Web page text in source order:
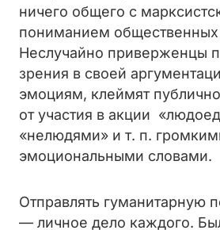
ничего общего с
пониманием общественных
Неслучайно приверженцы
зрения в своей
эмоциям, клеймят
от участия в акции
«нелюдями» и т. п.
эмоциональными словами.
Отправлять гуманитарную
— личное дело каждого.